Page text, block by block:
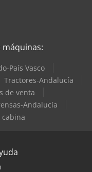
máquinas:
País Vasco
Tractores-Andalucía
de venta
Andalucía
cabina